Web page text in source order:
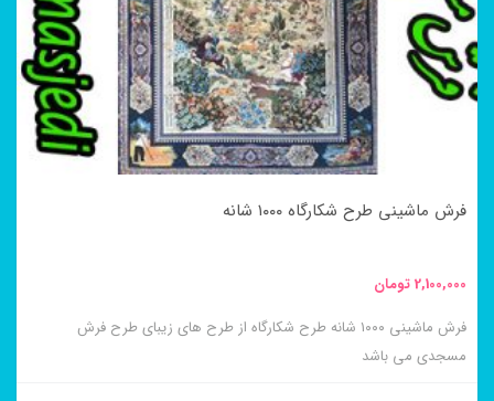
باشد.
گزینه
ها
صفحه
انتخاب
شوند
فرش ماشینی طرح شکارگاه ۱۰۰۰ شانه
2,100,000تومان
فرش ماشینی ۱۰۰۰ شانه طرح شکارگاه از طرح های زیبای طرح فرش
مسجدی می باشد